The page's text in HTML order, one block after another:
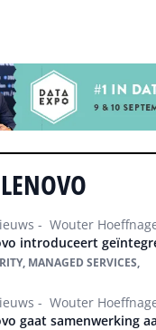
- Wouter
introduceert
MANAGED SERVICES,
- Wouter
gaat samenwerking